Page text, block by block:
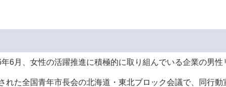
6月、女性の活躍推進に積極的に取り組んでいる企業の男
た全国青年市長会の北海道・東北ブロック会議で、同行